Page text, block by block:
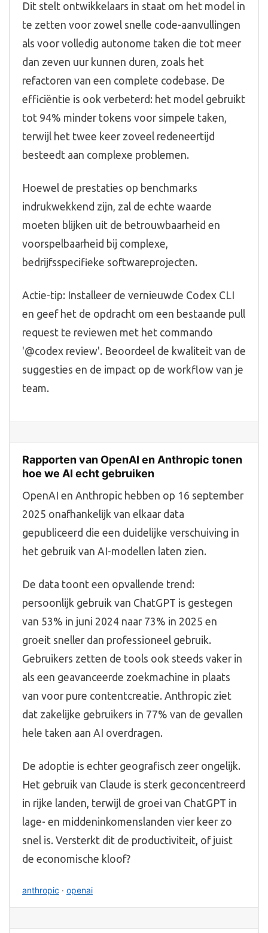
Dit stelt ontwikkelaars in staat om het model in
te zetten voor zowel snelle code-aanvullingen
als voor volledig autonome taken die tot meer
dan zeven uur kunnen duren, zoals het
refactoren van een complete codebase. De
efficiëntie is ook verbeterd: het model gebruikt
tot 94% minder tokens voor simpele taken,
terwijl het twee keer zoveel redeneertijd
besteedt aan complexe problemen.
Hoewel de prestaties op benchmarks
indrukwekkend zijn, zal de echte waarde
moeten blijken uit de betrouwbaarheid en
voorspelbaarheid bij complexe,
bedrijfsspecifieke softwareprojecten.
Actie-tip: Installeer de vernieuwde Codex CLI
en geef het de opdracht om een bestaande pull
request te reviewen met het commando
'@codex review'. Beoordeel de kwaliteit van de
suggesties en de impact op de workflow van je
team.
Rapporten van OpenAI en Anthropic tonen
hoe we AI echt gebruiken
OpenAI en Anthropic hebben op 16 september
2025 onafhankelijk van elkaar data
gepubliceerd die een duidelijke verschuiving in
het gebruik van AI-modellen laten zien.
De data toont een opvallende trend:
persoonlijk gebruik van ChatGPT is gestegen
van 53% in juni 2024 naar 73% in 2025 en
groeit sneller dan professioneel gebruik.
Gebruikers zetten de tools ook steeds vaker in
als een geavanceerde zoekmachine in plaats
van voor pure contentcreatie. Anthropic ziet
dat zakelijke gebruikers in 77% van de gevallen
hele taken aan AI overdragen.
De adoptie is echter geografisch zeer ongelijk.
Het gebruik van Claude is sterk geconcentreerd
in rijke landen, terwijl de groei van ChatGPT in
lage- en middeninkomenslanden vier keer zo
snel is. Versterkt dit de productiviteit, of juist
de economische kloof?
anthropic · openai